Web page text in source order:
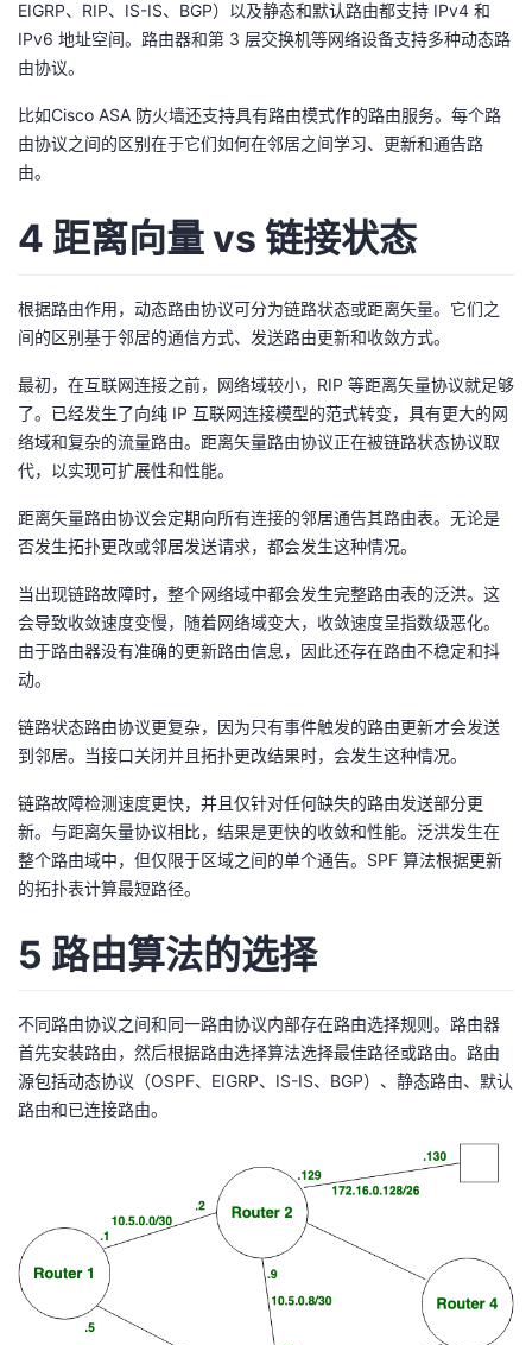
EIGRP、RIP、IS-IS、BGP）以及静态和默认路由都支持 IPv4 和
IPv6 地址空间。路由器和第 3 层交换机等网络设备支持多种动态路
由协议。
比如Cisco ASA 防火墙还支持具有路由模式作的路由服务。每个路
由协议之间的区别在于它们如何在邻居之间学习、更新和通告路
由。
4 距离向量 vs 链接状态
根据路由作用，动态路由协议可分为链路状态或距离矢量。它们之
间的区别基于邻居的通信方式、发送路由更新和收敛方式。
最初，在互联网连接之前，网络域较小，RIP 等距离矢量协议就足够
了。已经发生了向纯 IP 互联网连接模型的范式转变，具有更大的网
络域和复杂的流量路由。距离矢量路由协议正在被链路状态协议取
代，以实现可扩展性和性能。
距离矢量路由协议会定期向所有连接的邻居通告其路由表。无论是
否发生拓扑更改或邻居发送请求，都会发生这种情况。
当出现链路故障时，整个网络域中都会发生完整路由表的泛洪。这
会导致收敛速度变慢，随着网络域变大，收敛速度呈指数级恶化。
由于路由器没有准确的更新路由信息，因此还存在路由不稳定和抖
动。
链路状态路由协议更复杂，因为只有事件触发的路由更新才会发送
到邻居。当接口关闭并且拓扑更改结果时，会发生这种情况。
链路故障检测速度更快，并且仅针对任何缺失的路由发送部分更
新。与距离矢量协议相比，结果是更快的收敛和性能。泛洪发生在
整个路由域中，但仅限于区域之间的单个通告。SPF 算法根据更新
的拓扑表计算最短路径。
5 路由算法的选择
不同路由协议之间和同一路由协议内部存在路由选择规则。路由器
首先安装路由，然后根据路由选择算法选择最佳路径或路由。路由
源包括动态协议（OSPF、EIGRP、IS-IS、BGP）、静态路由、默认
路由和已连接路由。